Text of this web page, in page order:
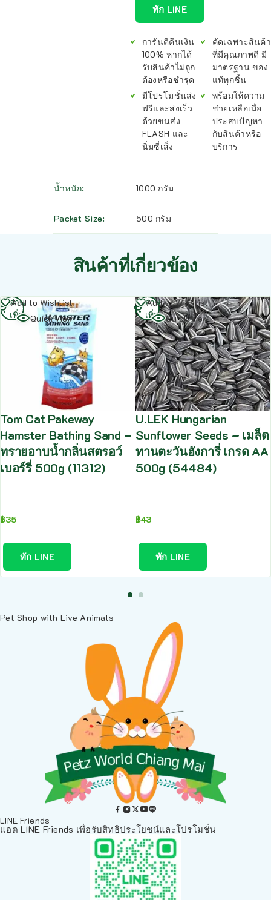
ทัก LINE
การันตีคืนเงิน
100% หากได้
รับสินค้าไม่ถูก
ต้องหรือชำรุด
มีโปรโมชั่นส่ง
ฟรีและส่งเร็ว
ด้วยขนส่ง
FLASH และ
นิ่มซี่เส็ง
คัดเฉพาะสินค้า
ที่มีคุณภาพดี มี
มาตรฐาน ของ
แท้ทุกชิ้น
พร้อมให้ความ
ช่วยเหลือเมื่อ
ประสบปัญหา
กับสินค้าหรือ
บริการ
น้ำหนัก 1000 กรัม
Packet Size 500 กรัม
สินค้าที่เกี่ยวข้อง
Add to Wishlist
Quick view
Tom Cat Pakeway
Hamster Bathing Sand –
ทรายอาบน้ำกลิ่นสตรอว์
เบอร์รี่ 500g (11312)
฿35
ทัก LINE
อ่าน
เพิ่ม
Add to Wishlist
Quick view
U.LEK Hungarian
Sunflower Seeds – เมล็ด
ทานตะวันฮังการี่ เกรด AA
500g (54484)
฿43
ทัก LINE
อ่าน
เพิ่ม
Pet Shop with Live Animals
LINE Friends
แอด LINE Friends เพื่อรับสิทธิประโยชน์และโปรโมชั่น